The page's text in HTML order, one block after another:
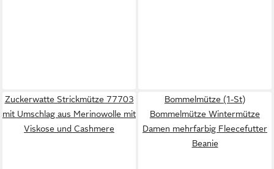
Zuckerwatte Strickmütze 77703
mit Umschlag aus Merinowolle mit
Viskose und Cashmere
Bommelmütze (1-St)
Bommelmütze Wintermütze
Damen mehrfarbig Fleecefutter
Beanie